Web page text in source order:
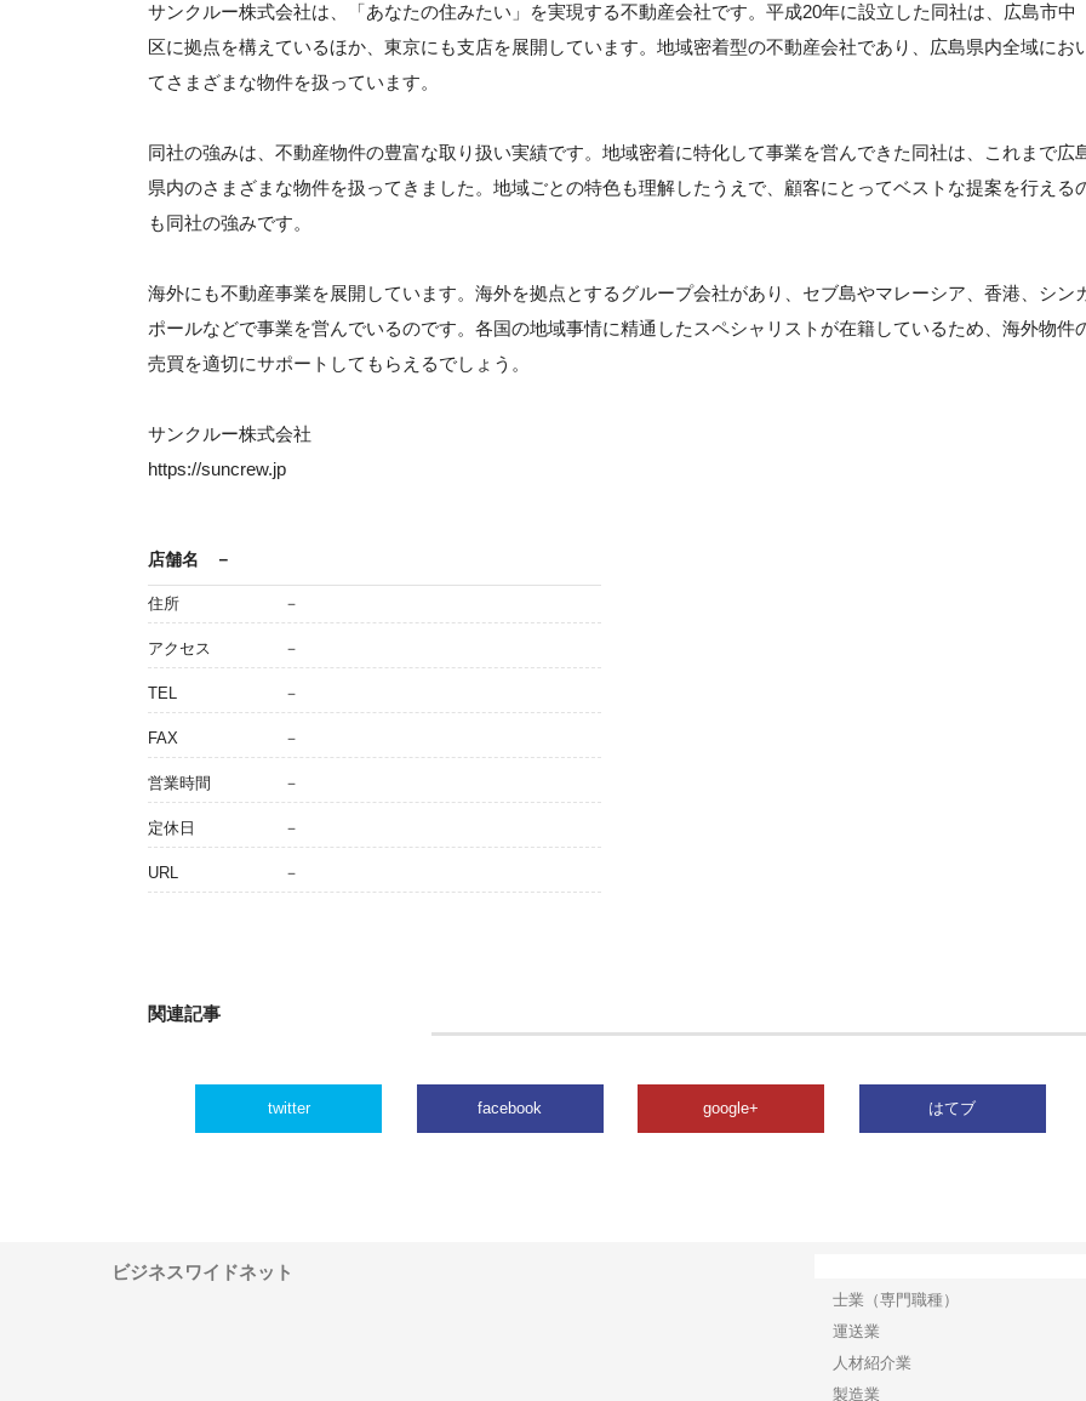
サンクルー株式会社は、「あなたの住みたい」を実現する不動産会社です。平成20年に設立した同社は、広島市中
区に拠点を構えているほか、東京にも支店を展開しています。地域密着型の不動産会社であり、広島県内全域にお
てさまざまな物件を扱っています。
同社の強みは、不動産物件の豊富な取り扱い実績です。地域密着に特化して事業を営んできた同社は、これまで広
県内のさまざまな物件を扱ってきました。地域ごとの特色も理解したうえで、顧客にとってベストな提案を行える
も同社の強みです。
海外にも不動産事業を展開しています。海外を拠点とするグループ会社があり、セブ島やマレーシア、香港、シン
ポールなどで事業を営んでいるのです。各国の地域事情に精通したスペシャリストが在籍しているため、海外物件
売買を適切にサポートしてもらえるでしょう。
サンクルー株式会社
https://suncrew.jp
店舗名 －
住所 －
アクセス －
TEL －
FAX －
営業時間 －
定休日 －
URL －
関連記事
twitter facebook google+ はてブ
ビジネスワイドネット
士業（専門職種）
運送業
人材紹介業
製造業